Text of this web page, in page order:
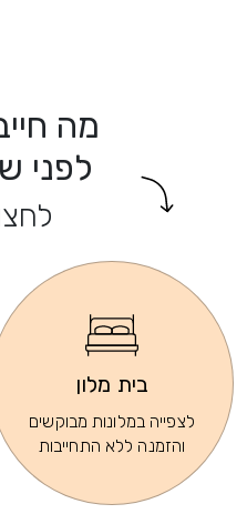
מה
לפני
בית מלון
לצפייה במלונות מבוקשים
והזמנה ללא התחייבות